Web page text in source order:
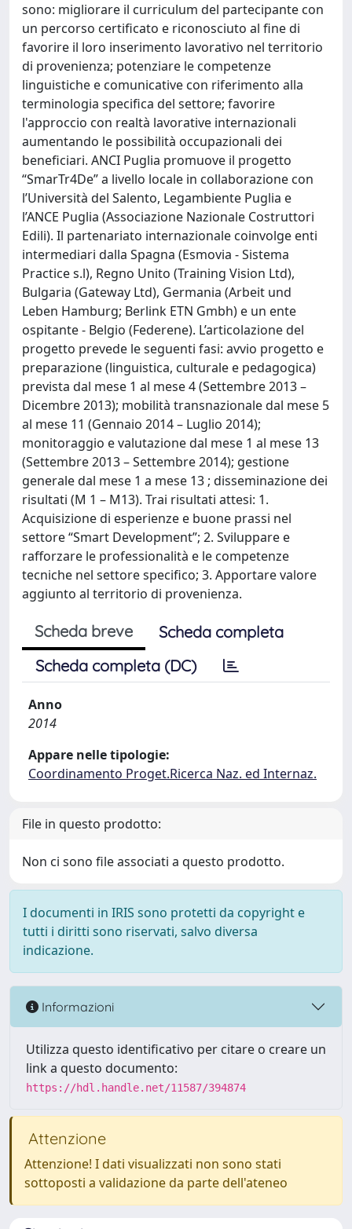
sono: migliorare il curriculum del partecipante con
un percorso certificato e riconosciuto al fine di
favorire il loro inserimento lavorativo nel territorio
di provenienza; potenziare le competenze
linguistiche e comunicative con riferimento alla
terminologia specifica del settore; favorire
l'approccio con realtà lavorative internazionali
aumentando le possibilità occupazionali dei
beneficiari. ANCI Puglia promuove il progetto
“SmarTr4De” a livello locale in collaborazione con
l’Università del Salento, Legambiente Puglia e
l’ANCE Puglia (Associazione Nazionale Costruttori
Edili). Il partenariato internazionale coinvolge enti
intermediari dalla Spagna (Esmovia - Sistema
Practice s.l), Regno Unito (Training Vision Ltd),
Bulgaria (Gateway Ltd), Germania (Arbeit und
Leben Hamburg; Berlink ETN Gmbh) e un ente
ospitante - Belgio (Federene). L’articolazione del
progetto prevede le seguenti fasi: avvio progetto e
preparazione (linguistica, culturale e pedagogica)
prevista dal mese 1 al mese 4 (Settembre 2013 –
Dicembre 2013); mobilità transnazionale dal mese 5
al mese 11 (Gennaio 2014 – Luglio 2014);
monitoraggio e valutazione dal mese 1 al mese 13
(Settembre 2013 – Settembre 2014); gestione
generale dal mese 1 a mese 13 ; disseminazione dei
risultati (M 1 – M13). Trai risultati attesi: 1.
Acquisizione di esperienze e buone prassi nel
settore “Smart Development”; 2. Sviluppare e
rafforzare le professionalità e le competenze
tecniche nel settore specifico; 3. Apportare valore
aggiunto al territorio di provenienza.
Scheda breve
Scheda completa
Scheda completa (DC)
Anno
2014
Appare nelle tipologie:
Coordinamento Proget.Ricerca Naz. ed Internaz.
File in questo prodotto:
Non ci sono file associati a questo prodotto.
I documenti in IRIS sono protetti da copyright e
tutti i diritti sono riservati, salvo diversa
indicazione.
Informazioni
Utilizza questo identificativo per citare o creare un
link a questo documento:
https://hdl.handle.net/11587/394874
Attenzione
Attenzione! I dati visualizzati non sono stati
sottoposti a validazione da parte dell'ateneo